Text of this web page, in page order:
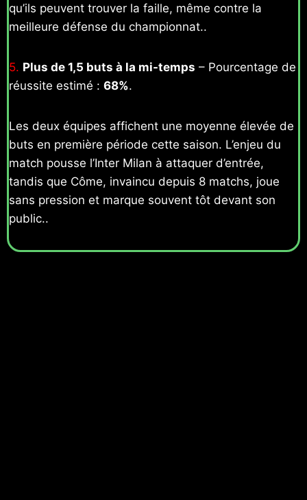
qu’ils peuvent trouver la faille, même contre la
meilleure défense du championnat..
5. Plus de 1,5 buts à la mi-temps – Pourcentage de
réussite estimé : 68%.
Les deux équipes affichent une moyenne élevée de
buts en première période cette saison. L’enjeu du
match pousse l’Inter Milan à attaquer d’entrée,
tandis que Côme, invaincu depuis 8 matchs, joue
sans pression et marque souvent tôt devant son
public..